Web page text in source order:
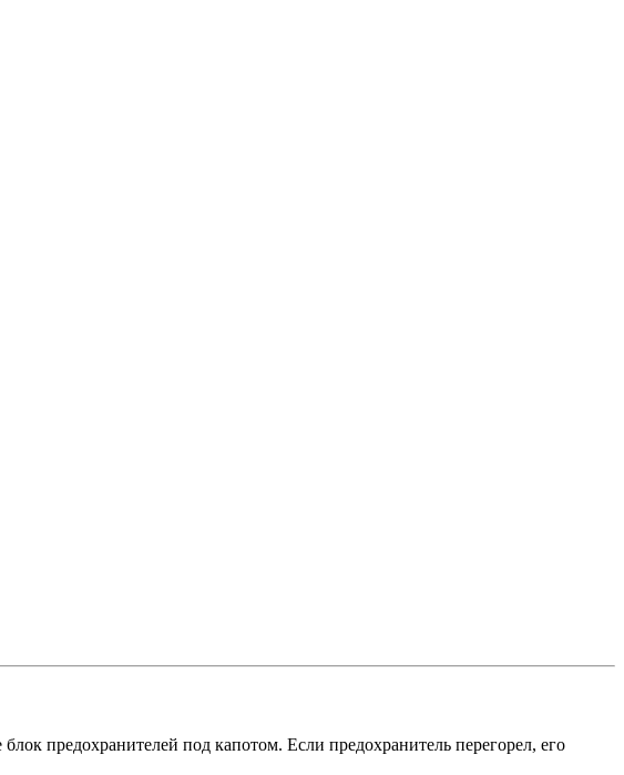
предохранителей под капотом. Если предохранитель перегорел, его